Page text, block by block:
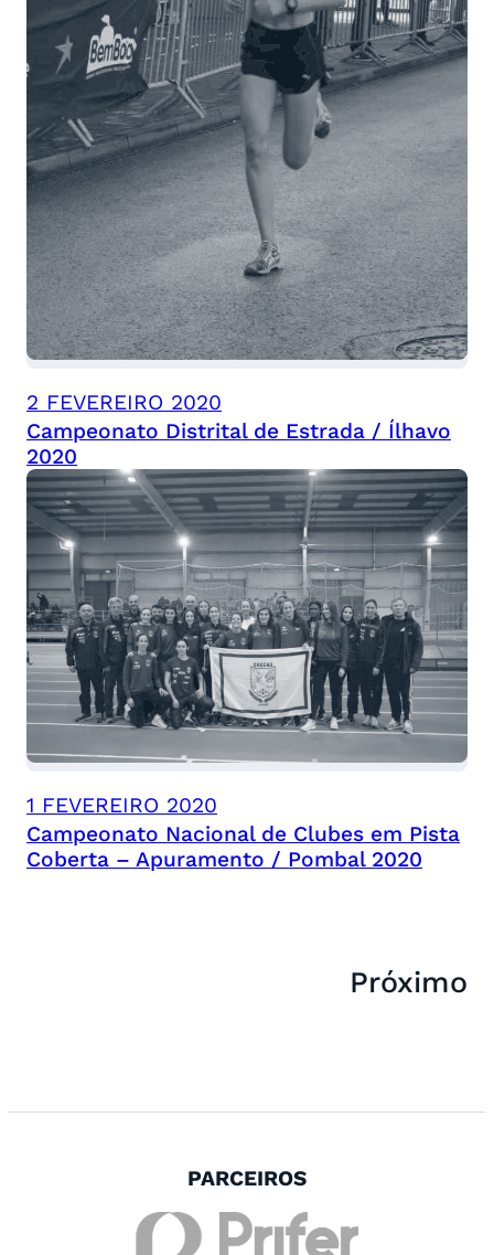
2 FEVEREIRO 2020
Campeonato Distrital de Estrada / Ílhavo
2020
1 FEVEREIRO 2020
Campeonato Nacional de Clubes em Pista
Coberta – Apuramento / Pombal 2020
Próximo
PARCEIROS